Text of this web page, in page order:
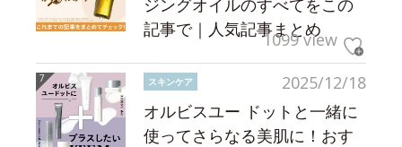
ジングオイルのすべてをこの
記事で｜人気記事まとめ
1099 view
2025/12/18
スキンケア
オルビスユー ドットと一緒に
使ってさらなる美肌に！おす